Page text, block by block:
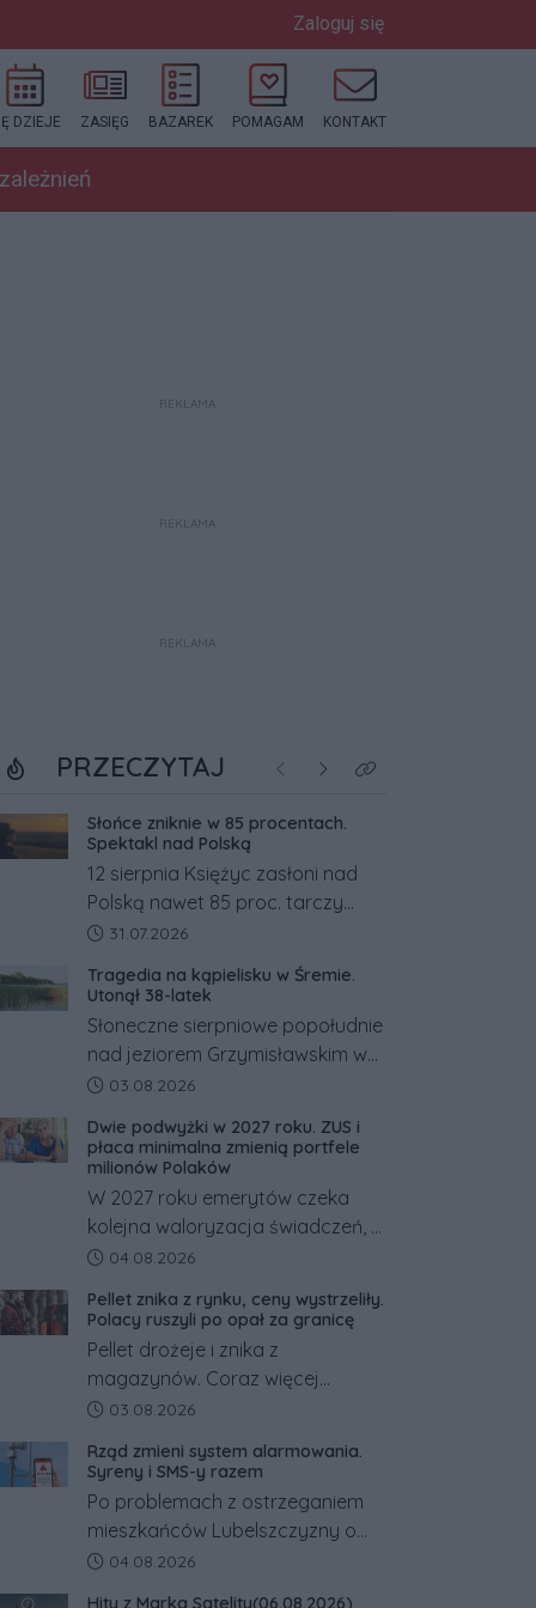
Zaloguj się
DZIEJE ZASIĘG BAZAREK POMAGAM KONTAKT
REKLAMA
REKLAMA
REKLAMA
PRZECZYTAJ Poprzednie
NastępneKliknij aby zobaczyć
Słońce zniknie w 85 procentach.
Spektakl nad Polską
12 sierpnia Księżyc zasłoni nad
Polską nawet 85 proc. tarczy
Słońca. Największe zaćmienie od
27 lat przypadnie tuż przed
zachodem.
Data dodania artykułu:
31.07.2026
Tragedia na kąpielisku w Śremie.
Utonął 38-latek
Słoneczne sierpniowe popołudnie
nad jeziorem Grzymisławskim w
powiecie śremskim zakończyło
zdołały odwrócić nawet
natychmiastowe działania służb
ratunkowych.
Data dodania artykułu:
03.08.2026
Dwie podwyżki w 2027 roku. ZUS i
płaca minimalna zmienią portfele
milionów Polaków
W 2027 roku emerytów czeka
kolejna waloryzacja świadczeń, a
pracowników podwyżka płacy
tym zmianom zyskają.
Data dodania artykułu:
04.08.2026
Pellet znika z rynku, ceny wystrzeliły.
Polacy ruszyli po opał za granicę
Pellet drożeje i znika z
magazynów. Coraz więcej
Polaków szuka opału za granicą,
złotych tańszy niż w kraju. Co się
dzieje?
Data dodania artykułu:
03.08.2026
Rząd zmieni system alarmowania.
Syreny i SMS-y razem
Po problemach z ostrzeganiem
mieszkańców Lubelszczyzny o
rosyjskim zagrożeniu rząd
Data dodania artykułu:
04.08.2026
Hity z Marka Satelity(06.08.2026)